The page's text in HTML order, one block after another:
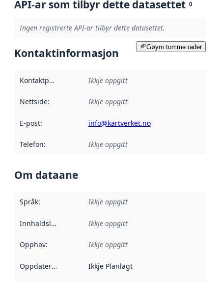
API-ar som tilbyr dette datasettet 0
Ingen registrerte API-ar tilbyr dette datasettet.
Gøym tomme rader
Kontaktinformasjon
Kontaktpunkt Ikkje oppgitt
Nettside: Ikkje oppgitt
E-post: info@kartverket.no
Telefon: Ikkje oppgitt
Om dataane
Språk: Ikkje oppgitt
Innhaldsleverandørar :
Ikkje oppgitt
Opphav: Ikkje oppgitt
Oppdateringsfrekvens :
Ikkje Planlagt